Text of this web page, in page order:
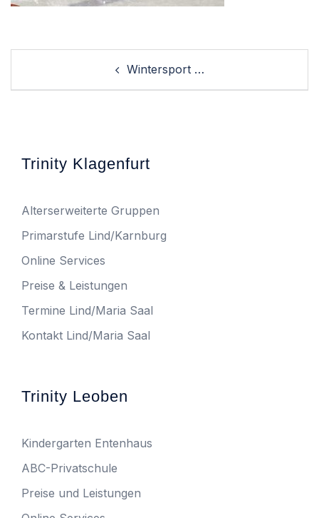
Wintersport …
Trinity Klagenfurt
Alterserweiterte Gruppen
Primarstufe Lind/Karnburg
Online Services
Preise & Leistungen
Termine Lind/Maria Saal
Kontakt Lind/Maria Saal
Trinity Leoben
Kindergarten Entenhaus
ABC-Privatschule
Preise und Leistungen